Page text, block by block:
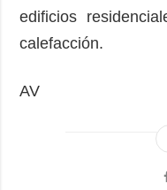
edificios
calefacción.
AV